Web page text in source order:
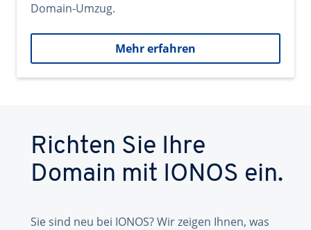
Domain-Umzug.
Mehr erfahren
Richten Sie Ihre
Domain mit IONOS ein.
Sie sind neu bei IONOS? Wir zeigen Ihnen, was